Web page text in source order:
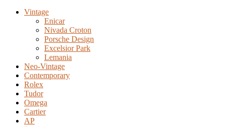
Vintage
Enicar
Nivada Croton
Porsche Design
Excelsior Park
Lemania
Neo-Vintage
Contemporary
Rolex
Tudor
Omega
Cartier
AP